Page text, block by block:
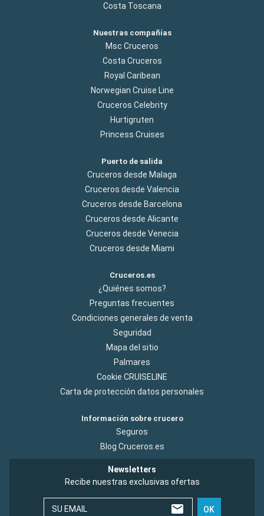
Costa Toscana
Nuestras compañías
Msc Cruceros
Costa Cruceros
Royal Caribean
Norwegian Cruise Line
Cruceros Celebrity
Hurtigruten
Princess Cruises
Puerto de salida
Cruceros desde Malaga
Cruceros desde Valencia
Cruceros desde Barcelona
Cruceros desde Alicante
Cruceros desde Venecia
Cruceros desde Miami
Cruceros.es
¿Quiénes somos?
Preguntas frecuentes
Condiciones generales de venta
Seguridad
Mapa del sitio
Palmares
Cookie CRUISELINE
Carta de protección datos personales
Información sobre crucero
Seguros
Blog Cruceros.es
Newsletters
Recibe nuestras exclusivas ofertas
SU EMAIL OK